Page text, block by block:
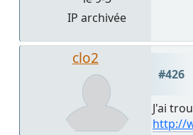
IP archivée
clo2
#426
J'ai
http://